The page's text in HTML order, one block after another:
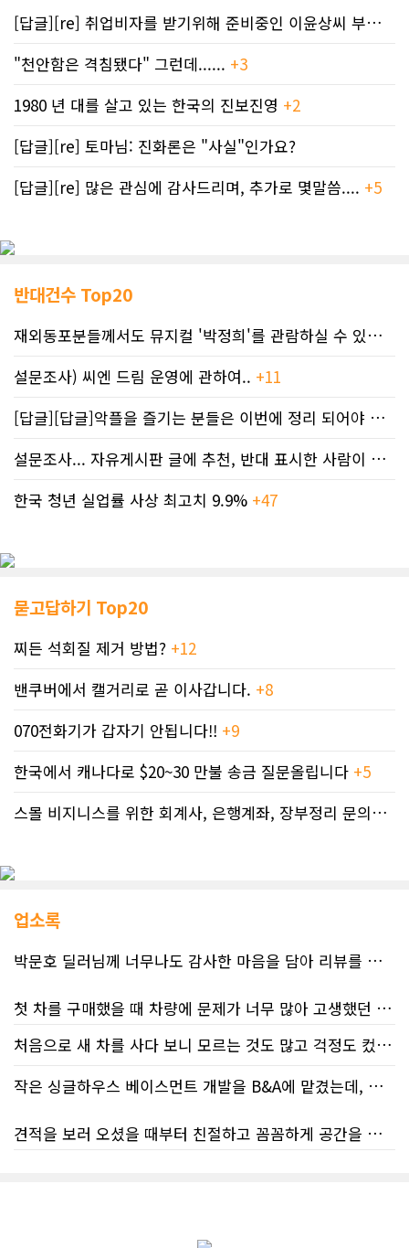
[답글][re] 취업비자를 받기위해 준비중인 이윤상씨 부부께 드리는 편지
"천안함은 격침됐다" 그런데...... +3
1980 년 대를 살고 있는 한국의 진보진영 +2
[답글][re] 토마님: 진화론은 "사실"인가요?
[답글][re] 많은 관심에 감사드리며, 추가로 몇말씀.... +5
반대건수 Top20
재외동포분들께서도 뮤지컬 '박정희'를 관람하실 수 있도록 노력하겠습니..
설문조사) 씨엔 드림 운영에 관하여.. +11
[답글][답글]악플을 즐기는 분들은 이번에 정리 되어야 합니다.
설문조사... 자유게시판 글에 추천, 반대 표시한 사람이 누구인지 명단..
한국 청년 실업률 사상 최고치 9.9% +47
묻고답하기 Top20
찌든 석회질 제거 방법? +12
밴쿠버에서 캘거리로 곧 이사갑니다. +8
070전화기가 갑자기 안됩니다!! +9
한국에서 캐나다로 $20~30 만불 송금 질문올립니다 +5
스몰 비지니스를 위한 회계사, 은행계좌, 장부정리 문의드립니다.
업소록
박문호 딜러님께 너무나도 감사한 마음을 담아 리뷰를 남깁니다.
첫 차를 구매했을 때 차량에 문제가 너무 많아 고생했던 경험이 있어서, 이번에는 정말 신중하게 고민하고 꼼꼼하게 알아본 후 차를 구매하고 싶었습니다. 그러던 중 사우스포인트의 박문호 딜러님을 만나면서 그동안의 고민이 모두 해결되었습니다.
처음 차량을 선택하는 과정부터 저에게 맞는 차량을 추천해 주셨고, 그 차량의 장단점과 다양한 기능까지 하나하나 자세하게 설명해 주셔서 큰 도움이 되었습니다. 원래는 새 차를 받기까지 4~5개월 정도 기다려야 한다고 들었는데, 딜러님의 노력 덕분에 한 달 만에 차량을 받을 수 있었습니다. 처음으로 새 차를 사다 보니 모르는 것도 많고 걱정도 컸는데 박문호 딜러님 덕분에 전 과정이 너무나 편안하고 만족스러웠습니다! 상담하는 내내 꼼꼼하게 설명해 주신 것은 물론, 복잡한 서류 절차와 차량 옵션 체크까지 세심하게 챙겨주셔서 마음이 정말 든든했습니다. 차량 출고 날에도 긴 시간 할애해 가며 기능을 친절하게 하나하나 설명해 주셔서 큰 도움이 되었는데요, 특히 정비사 출신이셔서 그런지 디테일한 부분까지 전문적으로 말씀해 주셔서 신뢰가 팍팍 갔습니다 ?? 다른분 리뷰에도 있지만 마지막에 "진짜 서비스는 이제부터 시작"이라는 진심어린 말씀에는 깊은 감동을 받았습니다. 앞으로 주변에 차 구매하려는 분이 있다면 무조건 박문호 딜러님 강력 추천입니다! 신경 써주셔서 진심으로 감사드리며, 늘 건강하시고 번창하시길 바랍니다 :)
작은 싱글하우스 베이스먼트 개발을 B&A에 맡겼는데, 처음부터 끝까지 정말 만족스러운 경험이었습니다.
견적을 보러 오셨을 때부터 친절하고 꼼꼼하게 공간을 확인해 주셨고, 여러 옵션이 포함된 견적 금액도 다른 업체들과 비교했을 때 매우 합리적이었습니다.